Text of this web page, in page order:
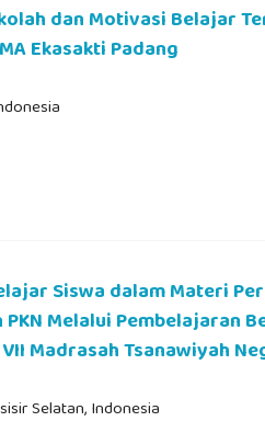
dan Motivasi Belajar
Ekasakti Padang
Siswa dalam Materi
Melalui Pembelajaran
Madrasah Tsanawiyah
Selatan, Indonesia